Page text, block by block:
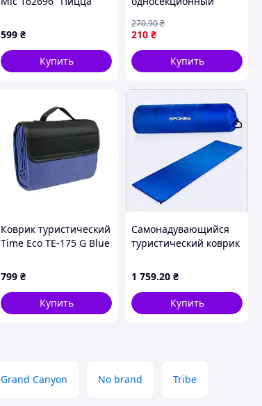
599 ₴
Купить
210 ₴
270.90₴
Купить
Коврик туристический
Time Eco ТЕ-175 G Blue
799 ₴
Купить
Самонадувающийся
туристический коврик
кемпинговый матрас,
5C15H5094
1 759.20 ₴
Купить
Grand Canyon No brand Tribe